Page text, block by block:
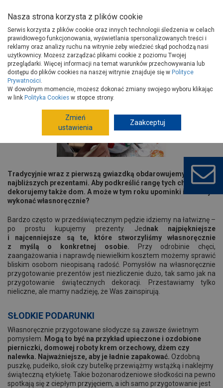
Strona główna Porady
Wokół domu
Prezenty i ozdoby z sercem
Prezenty i ozdoby z sercem
Tradycyjnie wraz z pierwszą gwiazdką obdarowujemy
najbliższych prezentami. Aby podkreślić rangę tych chwil,
dekorujemy także dom. A może w tym roku upominki i ozdoby
wykonać własnoręcznie?
Bardzo często w przedświątecznym pędzie idziemy na łatwiznę –
po prostu kupujemy prezenty. Jednak najpiękniejsze
i najcenniejsze są te, które stworzyliśmy własnoręcznie
z myślą o konkretnej osobie. Przy odrobinie chęci,
zaangażowania i naprawdę niewielkim kosztem możemy sprawić
bliskim osobom nieopisaną radość. Pomysłów na własnoręcznie
przygotowanie prezentów jest niezliczenie dużo, tak samo jak na
przygotowanie świątecznych dekoracji. Przestawiamy tylko
nieliczne, ale mamy nadzieję, że Was zainspirują.
SŁODKIE PODARUNKI
Własnoręcznie przygotowane słodycze są zawsze świetnym
pomysłem.
Mogą to być na przykład upieczone i ozdobione
pierniczki, domowej roboty krem orzechowy, dżem czy
nalewka. Najważniejsze, aby je ładnie zapakować. Ozdobną
puszkę, pudełko, słoik czy butelkę przewiążmy wstążką i naklejmy
świąteczną etykietę. Takie bożonarodzeniowe słodkości na pewno
spotkają się z ciepłym przyjęciem, a ich samo przygotowanie jest
Nasza strona korzysta z plików cookie
Serwis korzysta z plików cookie oraz innych technologii śledzenia w celach
prawidłowego funkcjonowania, wyświetlania spersonalizowanych treści i
reklamy oraz analizy ruchu na witrynie żeby wiedzieć skąd pochodzą nasi
użytkownicy. Możesz zarządzać plikami cookie z poziomu Twojej
przeglądarki. Więcej informacji na temat warunków przechowywania lub
dostępu do plików cookies na naszej witrynie znajduje się w Polityce
Prywatności.
W dowolnym momencie, możesz dokonać zmiany swojego wyboru klikając
w link Polityka Cookies w stopce strony.
Zmień
ustawienia
Zaakceptuj